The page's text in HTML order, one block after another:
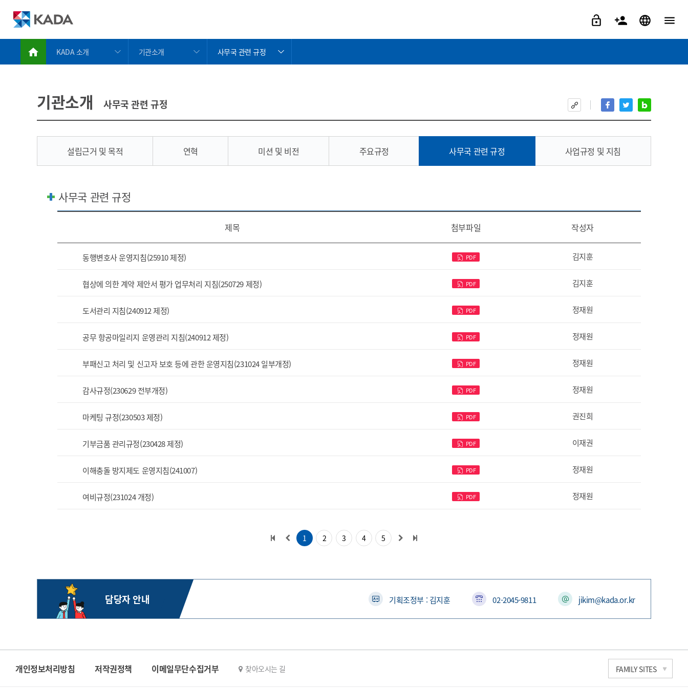
KADA 소개
금지약물 검색서비스
도핑방지활동
치료목적사용면책
알림/참여
KADA 소개
기관소개
KADA의 사람들
사무국 관련 규정
사무국 관련 규정
사업규정 및 지침
기관소개 사무국 관련 규정
설립근거 및 목적 연혁 미션 및 비전 주요규정 사무국 관련 규정 사업규정 및 지침
사무국 관련 규정
사무국 관련 규정
제목 첨부파일 작성자
동행변호사 운영지침(25910 제정) PDF 김지훈
협상에 의한 계약 제안서 평가 업무처리 지침(250729 제정) PDF 김지훈
도서관리 지침(240912 제정) PDF 정재원
공무 항공마일리지 운영관리 지침(240912 제정) PDF 정재원
부패신고 처리 및 신고자 보호 등에 관한 운영지침(231024 일부개정) PDF 정재원
감사규정(230629 전부개정) PDF 정재원
마케팅 규정(230503 제정) PDF 권진희
기부금품 관리규정(230428 제정) PDF 이재권
이해충돌 방지제도 운영지침(241007) PDF 정재원
여비규정(231024 개정) PDF 정재원
1 2 3 4 5
담당자 안내 기획조정부 : 김지훈 02-2045-9811 jikim@kada.or.kr
개인정보처리방침 저작권정책 이메일무단수집거부 찾아오시는 길 FAMILY SITES
한국과학기술연구원